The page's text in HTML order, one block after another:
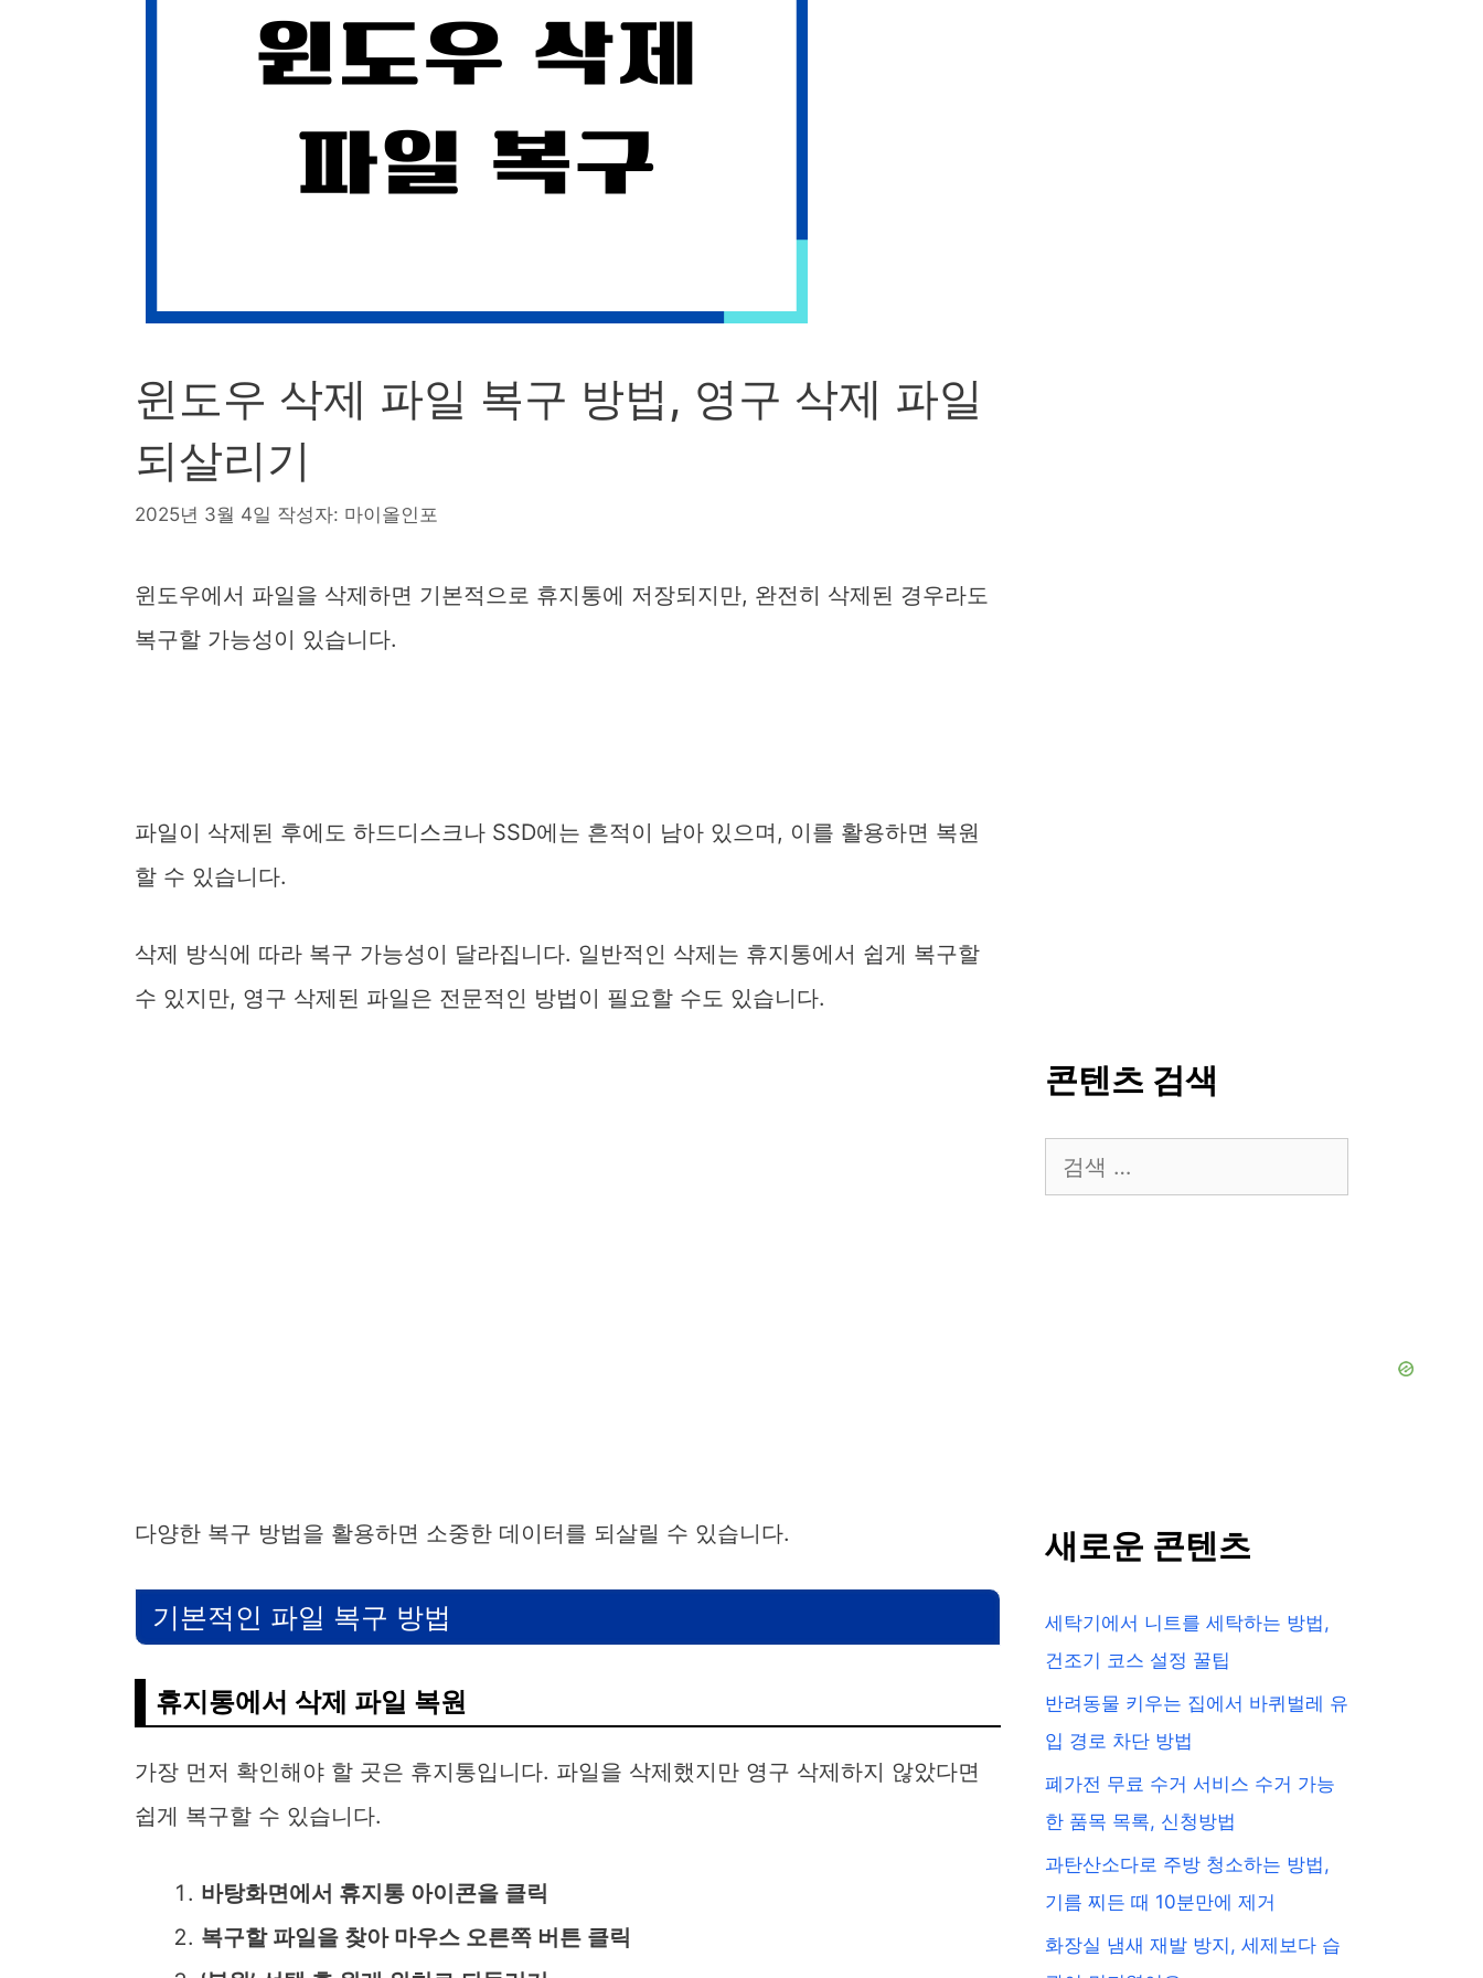
윈도우 삭제 파일 복구 방법, 영구 삭제 파일
되살리기
2025년 3월 4일 작성자: 마이올인포
윈도우에서 파일을 삭제하면 기본적으로 휴지통에 저장되지만, 완전히 삭제된 경우라도
복구할 가능성이 있습니다.
파일이 삭제된 후에도 하드디스크나 SSD에는 흔적이 남아 있으며, 이를 활용하면 복원
할 수 있습니다.
삭제 방식에 따라 복구 가능성이 달라집니다. 일반적인 삭제는 휴지통에서 쉽게 복구할
수 있지만, 영구 삭제된 파일은 전문적인 방법이 필요할 수도 있습니다.
다양한 복구 방법을 활용하면 소중한 데이터를 되살릴 수 있습니다.
기본적인 파일 복구 방법
휴지통에서 삭제 파일 복원
가장 먼저 확인해야 할 곳은 휴지통입니다. 파일을 삭제했지만 영구 삭제하지 않았다면
쉽게 복구할 수 있습니다.
바탕화면에서 휴지통 아이콘을 클릭
복구할 파일을 찾아 마우스 오른쪽 버튼 클릭
콘텐츠 검색
색:
새로운 콘텐츠
세탁기에서 니트를 세탁하는 방법,
건조기 코스 설정 꿀팁
반려동물 키우는 집에서 바퀴벌레 유
입 경로 차단 방법
폐가전 무료 수거 서비스 수거 가능
한 품목 목록, 신청방법
과탄산소다로 주방 청소하는 방법,
기름 찌든 때 10분만에 제거
화장실 냄새 재발 방지, 세제보다 습